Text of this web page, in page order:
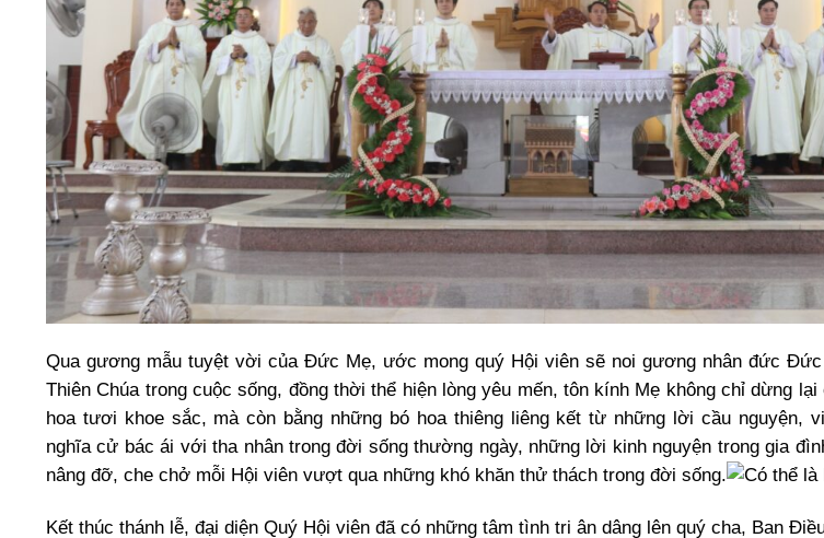
Qua gương mẫu tuyệt vời của Đức Mẹ, ước mong quý Hội viên sẽ noi gương nhân đức
Thiên Chúa trong cuộc sống, đồng thời thể hiện lòng yêu mến, tôn kính Mẹ không chỉ dừng
hoa tươi khoe sắc, mà còn bằng những bó hoa thiêng liêng kết từ những lời cầu nguyện,
nghĩa cử bác ái với tha nhân trong đời sống thường ngày, những lời kinh nguyện trong gia
nâng đỡ, che chở mỗi Hội viên vượt qua những khó khăn thử thách trong đời sống.
Kết thúc thánh lễ, đại diện Quý Hội viên đã có những tâm tình tri ân dâng lên quý cha, Ban